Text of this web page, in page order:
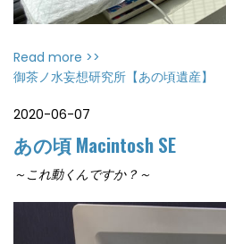
Read more >>
御茶ノ水妄想研究所【あの頃遺産】
2020-06-07
あの頃 Macintosh SE
～これ動くんですか？～